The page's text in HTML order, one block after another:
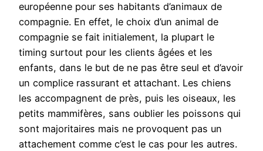
européenne pour ses habitants d’animaux de
compagnie. En effet, le choix d’un animal de
compagnie se fait initialement, la plupart le
timing surtout pour les clients âgées et les
enfants, dans le but de ne pas être seul et d’avoir
un complice rassurant et attachant. Les chiens
les accompagnent de près, puis les oiseaux, les
petits mammifères, sans oublier les poissons qui
sont majoritaires mais ne provoquent pas un
attachement comme c’est le cas pour les autres.